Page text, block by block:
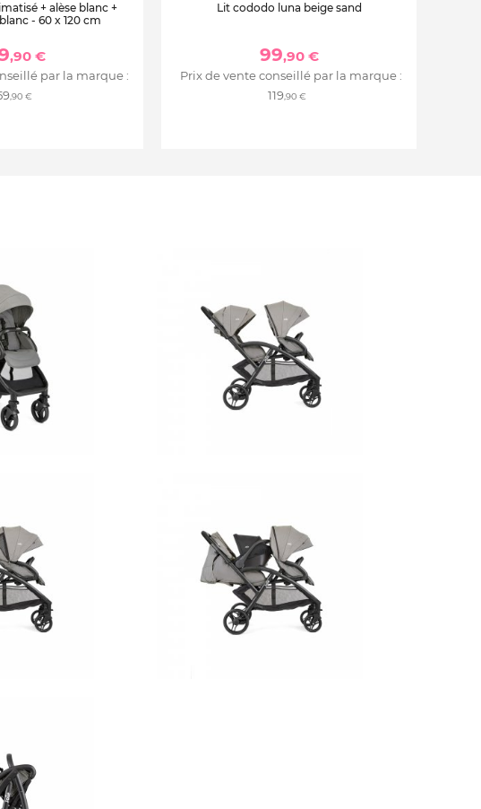
+ alèse blanc +
- 60 x 120 cm
,90 €
par la marque :
,90 €
Lit cododo luna beige sand
99,90 €
Prix de vente conseillé par la marque :
119,90 €